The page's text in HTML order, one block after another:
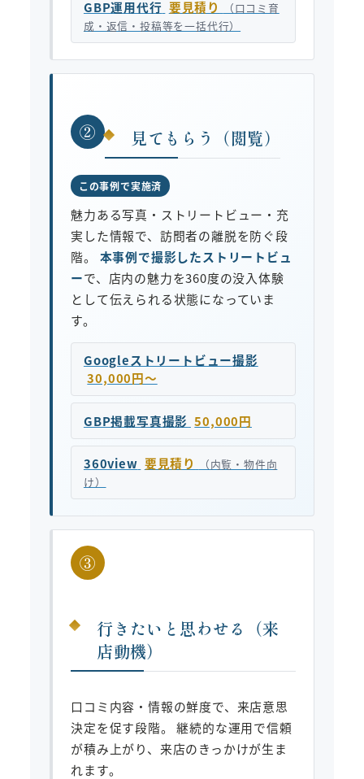
GBP運用代行 要見積り
（口コミ育
成・返信・投稿等を一括代行）
② 見てもらう（閲覧）
この事例で実施済
魅力ある写真・ストリートビュー・充
実した情報で、訪問者の離脱を防ぐ段
階。 本事例で撮影したストリートビュ
ーで、店内の魅力を360度の没入体験
として伝えられる状態になっていま
す。
Googleストリートビュー撮影
30,000円〜
GBP掲載写真撮影 50,000円
360view 要見積り
（内覧・物件向
け）
③
行きたいと思わせる（来
店動機）
口コミ内容・情報の鮮度で、来店意思
決定を促す段階。 継続的な運用で信頼
が積み上がり、来店のきっかけが生ま
れます。